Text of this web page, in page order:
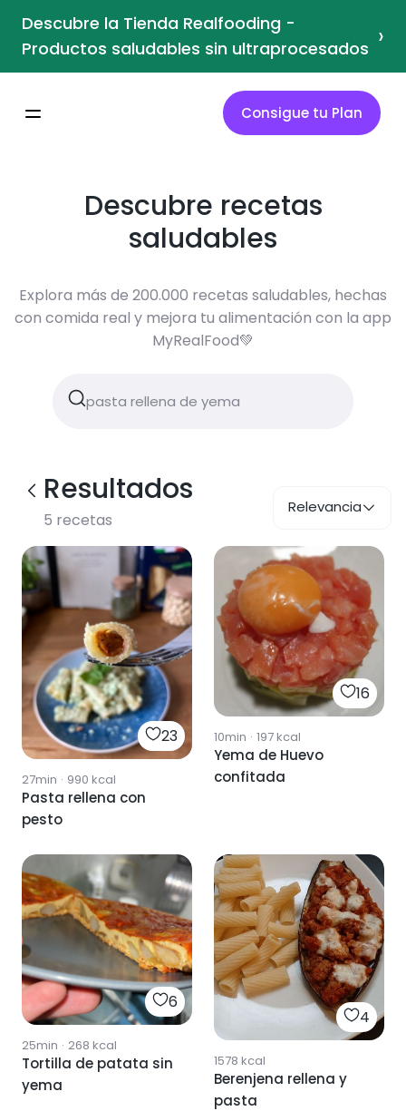
Descubre la Tienda Realfooding -
Productos saludables sin ultraprocesados ›
Consigue tu Plan
Descubre recetas
saludables
Explora más de 200.000 recetas saludables, hechas
con comida real y mejora tu alimentación con la app
MyRealFood💚
Resultados
5 recetas
Relevancia
23
27min · 990 kcal
Pasta rellena con
pesto
16
10min · 197kcal
Yema de Huevo
confitada
6
25min · 268 kcal
Tortilla de patata sin
yema
4
1578 kcal
Berenjena rellena y
pasta